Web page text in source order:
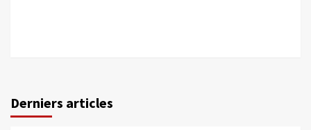
Derniers articles